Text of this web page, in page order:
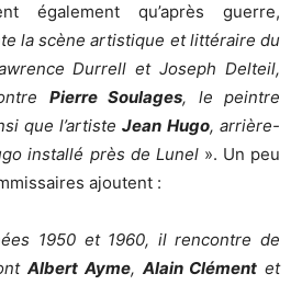
également qu’après guerre,
la scène artistique et littéraire du
Durrell et Joseph Delteil,
Pierre Soulages, le peintre
que l’artisteJean Hugo, arrière-
installé près de Lunel». Un peu
ajoutent :
1950 et 1960, il rencontre de
Albert Ayme, Alain Clément et